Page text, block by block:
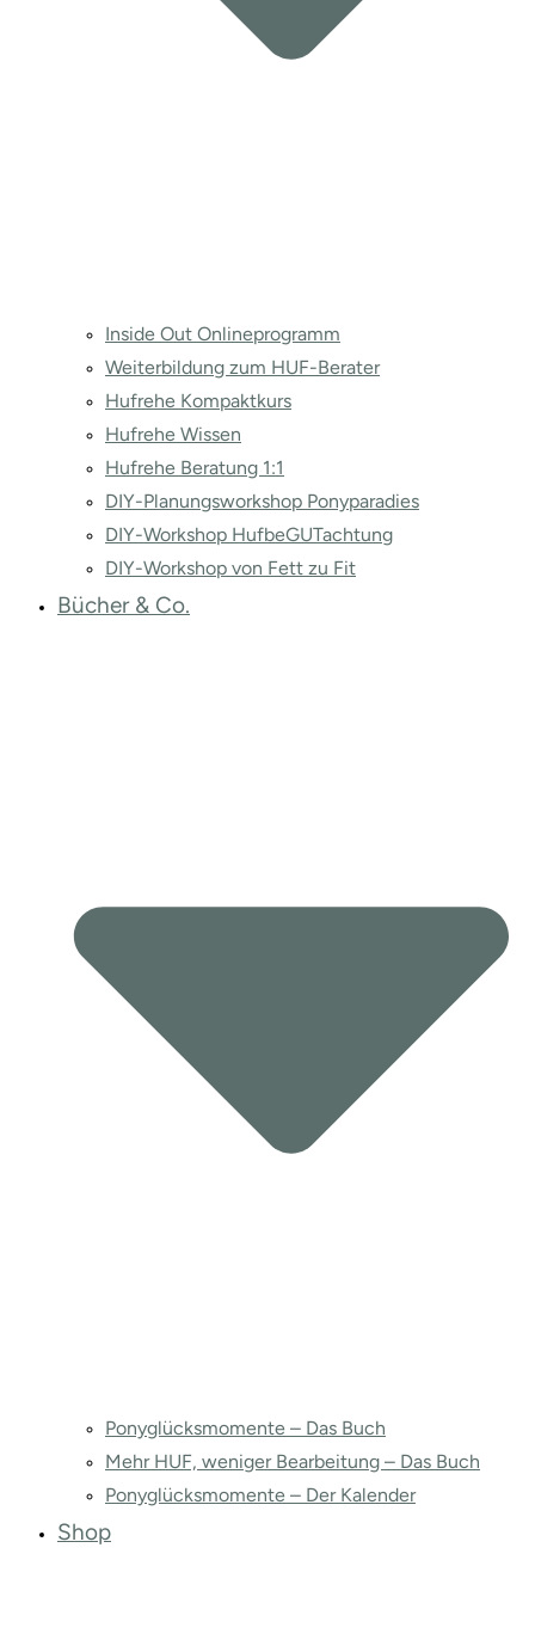
Inside Out Onlineprogramm
Weiterbildung zum HUF-Berater
Hufrehe Kompaktkurs
Hufrehe Wissen
Hufrehe Beratung 1:1
DIY-Planungsworkshop Ponyparadies
DIY-Workshop HufbeGUTachtung
DIY-Workshop von Fett zu Fit
Bücher & Co.
Ponyglücksmomente – Das Buch
Mehr HUF, weniger Bearbeitung – Das Buch
Ponyglücksmomente – Der Kalender
Shop